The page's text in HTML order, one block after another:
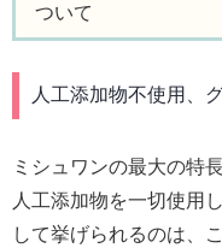
ついて
人工添加物不使用、
ミシュワンの最大の特
人工添加物を一切使用
して挙げられるのは、